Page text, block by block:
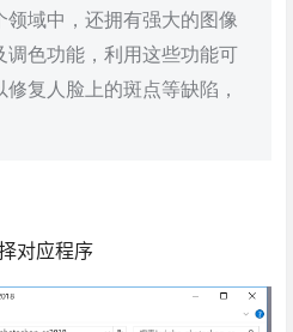
域中，还拥有强大的图像
调色功能，利用这些功能可
复人脸上的斑点等缺陷，
对应程序